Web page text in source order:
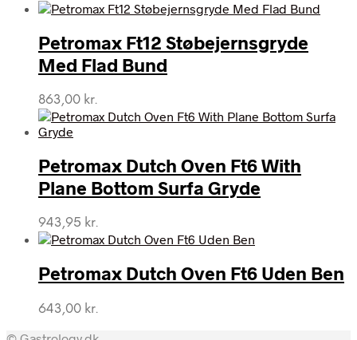
Petromax Ft12 Støbejernsgryde
Med Flad Bund
863,00 kr.
Petromax Dutch Oven Ft6 With
Plane Bottom Surfa Gryde
943,95 kr.
Petromax Dutch Oven Ft6 Uden Ben
643,00 kr.